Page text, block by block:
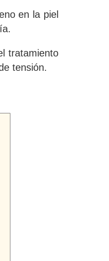
en la piel
tratamiento
tensión.